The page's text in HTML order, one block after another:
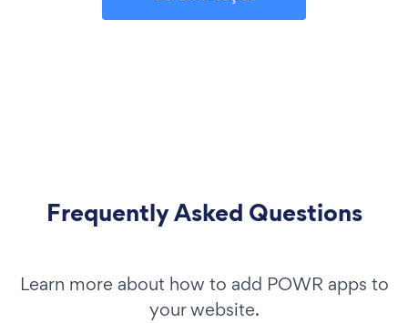
Frequently Asked Questions
Learn more about how to add POWR apps to
your website.